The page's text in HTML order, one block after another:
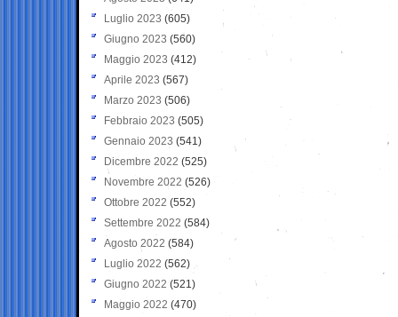
Luglio 2023 (605)
Giugno 2023 (560)
Maggio 2023 (412)
Aprile 2023 (567)
Marzo 2023 (506)
Febbraio 2023 (505)
Gennaio 2023 (541)
Dicembre 2022 (525)
Novembre 2022 (526)
Ottobre 2022 (552)
Settembre 2022 (584)
Agosto 2022 (584)
Luglio 2022 (562)
Giugno 2022 (521)
Maggio 2022 (470)